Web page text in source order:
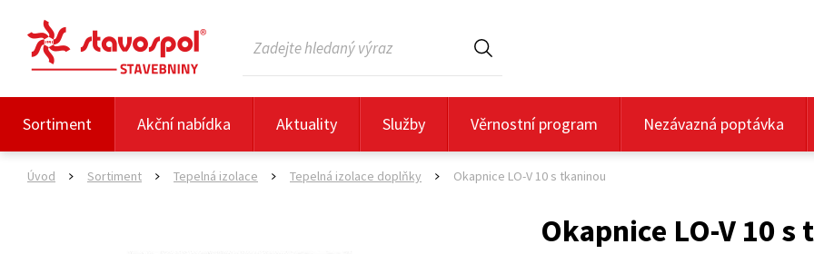
Sortiment Akční nabídka Aktuality Služby Věrnostní program Nezávazná poptávka
Úvod Sortiment Tepelná izolace Tepelná izolace doplňky Okapnice LO-V 10 s tkaninou
Okapnice LO-V 10